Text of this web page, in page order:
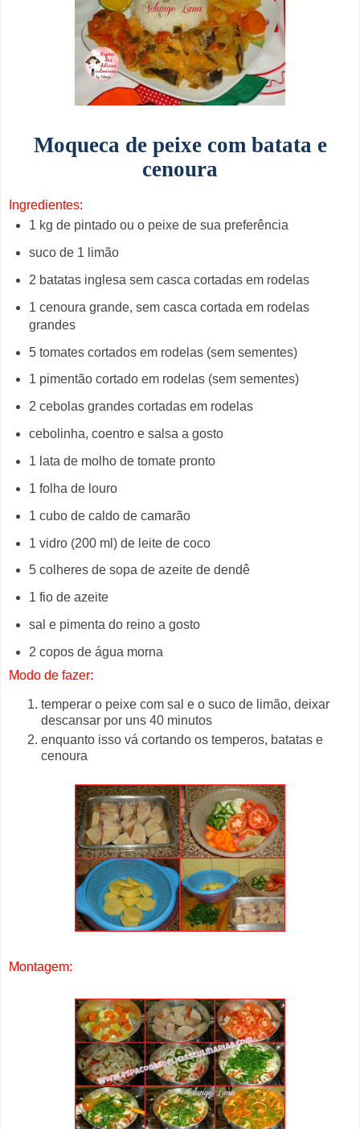
Moqueca de peixe com batata e
cenoura
Ingredientes:
1 kg de pintado ou o peixe de sua preferência
suco de 1 limão
2 batatas inglesa sem casca cortadas em rodelas
1 cenoura grande, sem casca cortada em rodelas
grandes
5 tomates cortados em rodelas (sem sementes)
1 pimentão cortado em rodelas (sem sementes)
2 cebolas grandes cortadas em rodelas
cebolinha, coentro e salsa a gosto
1 lata de molho de tomate pronto
1 folha de louro
1 cubo de caldo de camarão
1 vidro (200 ml) de leite de coco
5 colheres de sopa de azeite de dendê
1 fio de azeite
sal e pimenta do reino a gosto
2 copos de água morna
Modo de fazer:
temperar o peixe com sal e o suco de limão, deixar
descansar por uns 40 minutos
enquanto isso vá cortando os temperos, batatas e
cenoura
Montagem: